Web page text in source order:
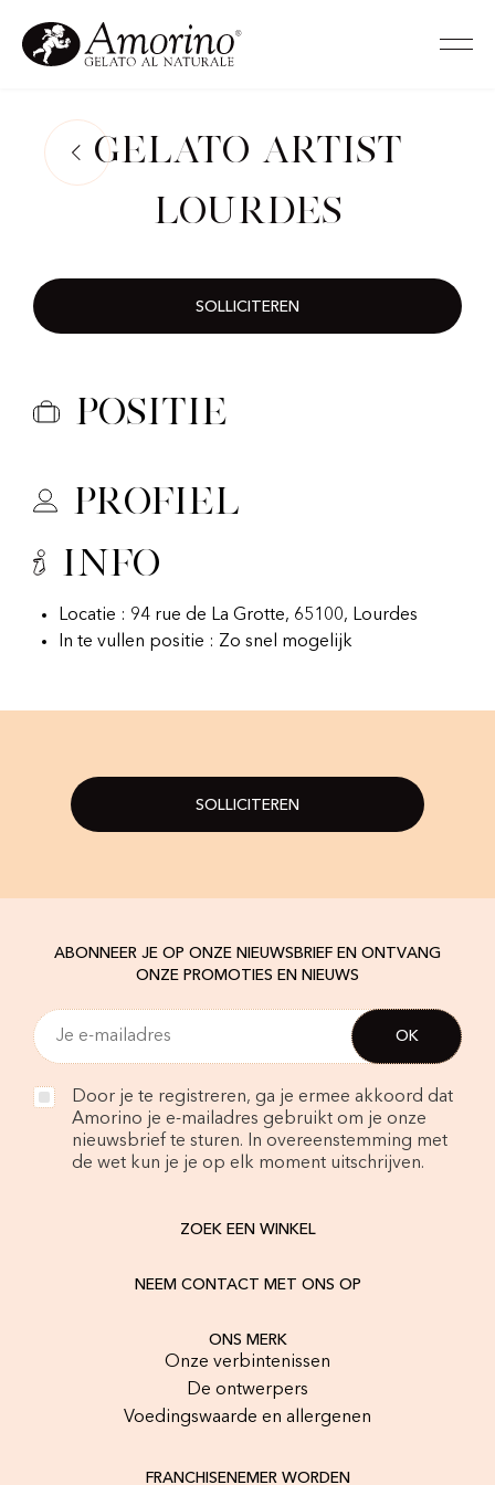
Gelato Artist
Lourdes
SOLLICITEREN
Positie
Profiel
Info
Locatie : 94 rue de La Grotte, 65100, Lourdes
In te vullen positie : Zo snel mogelijk
SOLLICITEREN
ABONNEER JE OP ONZE NIEUWSBRIEF EN ONTVANG
ONZE PROMOTIES EN NIEUWS
Door je te registreren, ga je ermee akkoord dat
Amorino je e-mailadres gebruikt om je onze
nieuwsbrief te sturen. In overeenstemming met
de wet kun je je op elk moment uitschrijven.
ZOEK EEN WINKEL
NEEM CONTACT MET ONS OP
ONS MERK
Onze verbintenissen
De ontwerpers
Voedingswaarde en allergenen
FRANCHISENEMER WORDEN